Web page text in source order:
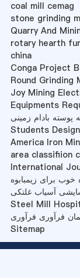
coal mill cemag
stone grinding
Quarry And
rotary hearth
china
Conga Project
Round Grinding
Joy Mining
Equipments
پوسته بادام زمینی
Students
America Iron
area classifiion
International
خوب برای زیمبابوه
Steel Mill
Sitemap